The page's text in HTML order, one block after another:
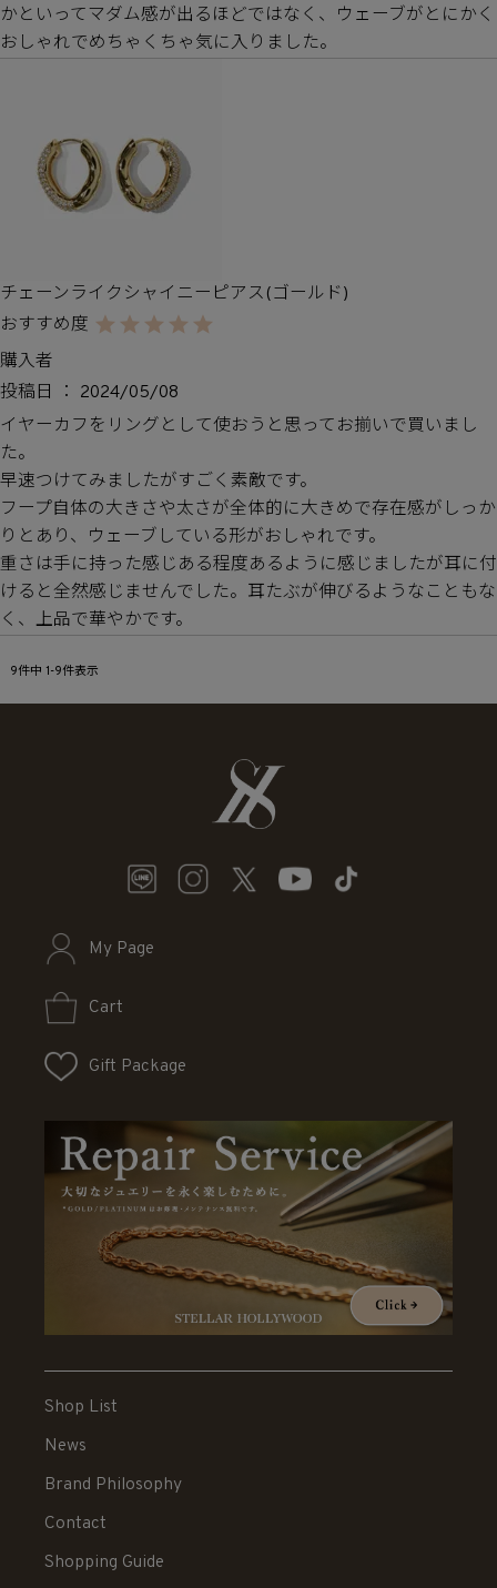
かといってマダム感が出るほどではなく、ウェーブがとにかく
おしゃれでめちゃくちゃ気に入りました。
チェーンライクシャイニーピアス(ゴールド)
購入者
投稿日
2024/05/08
イヤーカフをリングとして使おうと思ってお揃いで買いまし
た。
早速つけてみましたがすごく素敵です。
フープ自体の大きさや太さが全体的に大きめで存在感がしっか
りとあり、ウェーブしている形がおしゃれです。
重さは手に持った感じある程度あるように感じましたが耳に付
けると全然感じませんでした。耳たぶが伸びるようなこともな
く、上品で華やかです。
9件中 1-9件表示
My Page
Cart
Gift Package
Shop List
News
Brand Philosophy
Contact
Shopping Guide